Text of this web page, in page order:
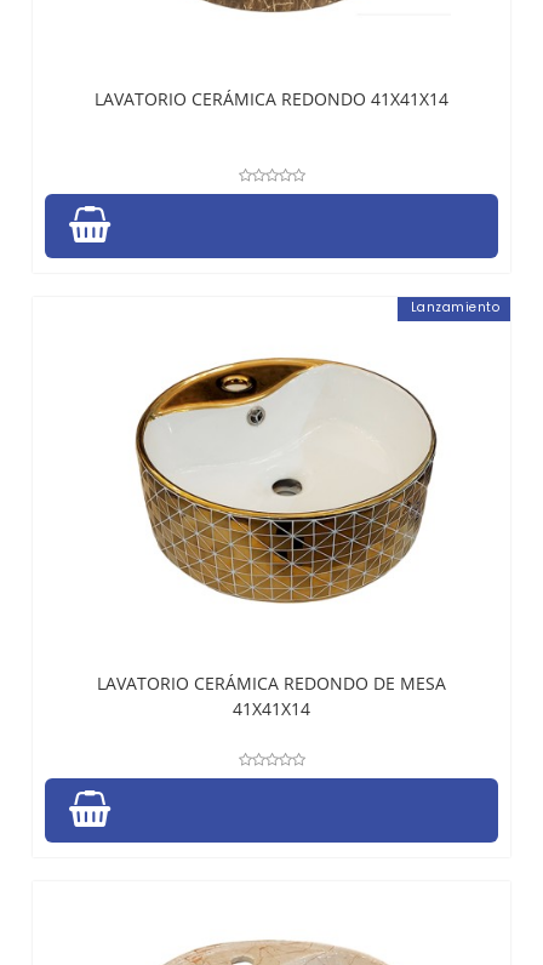
LAVATORIO CERÁMICA REDONDO 41X41X14
Lanzamiento
LAVATORIO CERÁMICA REDONDO DE MESA
41X41X14